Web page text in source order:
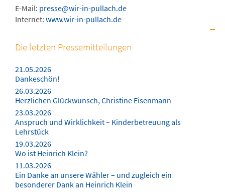
E-Mail: presse@wir-in-pullach.de
Internet: www.wir-in-pullach.de
Die letzten Pressemitteilungen
21.05.2026
Dankeschön!
26.03.2026
Herzlichen Glückwunsch, Christine Eisenmann
23.03.2026
Anspruch und Wirklichkeit – Kinderbetreuung als
Lehrstück
19.03.2026
Wo ist Heinrich Klein?
11.03.2026
Ein Danke an unsere Wähler – und zugleich ein
besonderer Dank an Heinrich Klein